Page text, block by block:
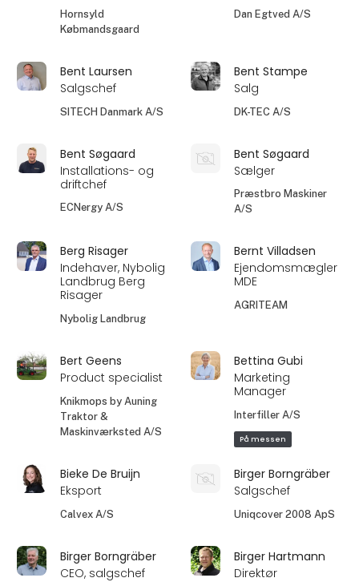
Hornsyld
Købmandsgaard
Dan Egtved A/S
Bent Laursen
Salgschef
SITECH Danmark A/S
Bent Stampe
Salg
DK-TEC A/S
Bent Søgaard
Installations- og
driftchef​
ECNergy A/S
Bent Søgaard
Sælger
Præstbro Maskiner
A/S
Berg Risager
Indehaver, Nybolig
Landbrug Berg
Risager
Nybolig Landbrug
Bernt Villadsen
Ejendomsmægler
MDE
AGRITEAM
Bert Geens
Product specialist
Knikmops by Auning
Traktor &
Maskinværksted A/S
Bettina Gubi
Marketing
Manager
Interfiller A/S
På messen
Bieke De Bruijn
Eksport
Calvex A/S
Birger Borngräber
Salgschef
Uniqcover 2008 ApS
Birger Borngräber
CEO, salgschef
Birger Hartmann
Direktør